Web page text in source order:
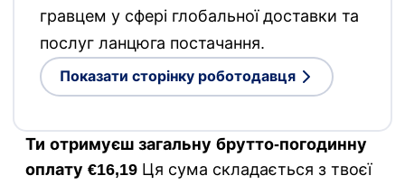
гравцем у сфері глобальної доставки та
послуг ланцюга постачання.
Показати сторінку роботодавця
Ти отримуєш загальну брутто-погодинну
оплату €16,19 Ця сума складається з твоєї